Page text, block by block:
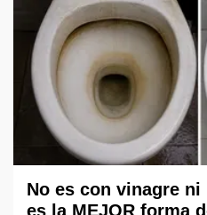
No es con vinagre
es la MEJOR forma